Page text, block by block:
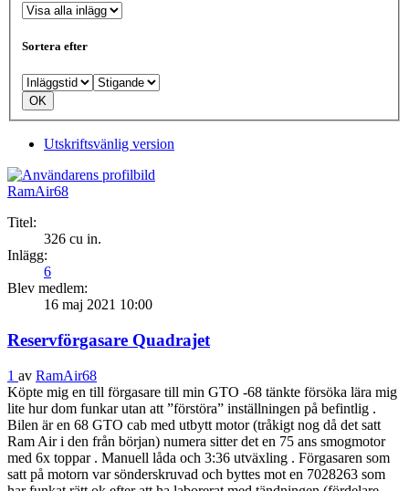
Sortera efter
Utskriftsvänlig version
RamAir68
Titel:
326 cu in.
Inlägg:
6
Blev medlem:
16 maj 2021 10:00
Reservförgasare Quadrajet
1 av RamAir68
Köpte mig en till förgasare till min GTO -68 tänkte försöka lära mig
lite hur dom funkar utan att ”förstöra” inställningen på befintlig .
Bilen är en 68 GTO cab med utbytt motor (tråkigt nog då det satt
Ram Air i den från början) numera sitter det en 75 ans smogmotor
med 6x toppar . Manuell låda och 3:36 utväxling . Förgasaren som
satt på motorn var sönderskruvad och byttes mot en 7028263 som